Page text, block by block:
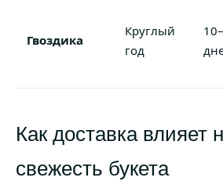
Гвоздика
Круглый
год
Как доставка влияет
свежесть букета